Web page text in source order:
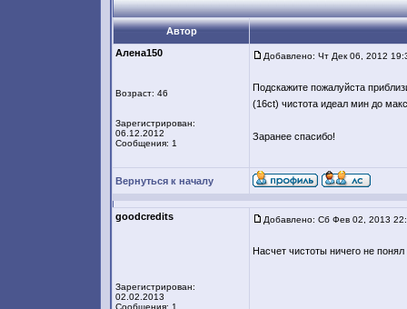
Автор
Алена150
Возраст: 46
Зарегистрирован:
06.12.2012
Сообщения: 1
Добавлено: Чт Дек 06, 2012
Подскажите пожалуйста
(16ct) чистота идеал мин до
Заранее спасибо!
Вернуться к началу
goodcredits
Зарегистрирован:
02.02.2013
Сообщения: 1
Добавлено: Сб Фев 02, 2013
Насчет чистоты ничего не